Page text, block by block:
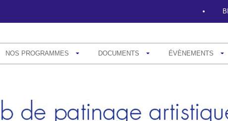
NOS PROGRAMMES DOCUMENTS ÉVÈNEMENTS